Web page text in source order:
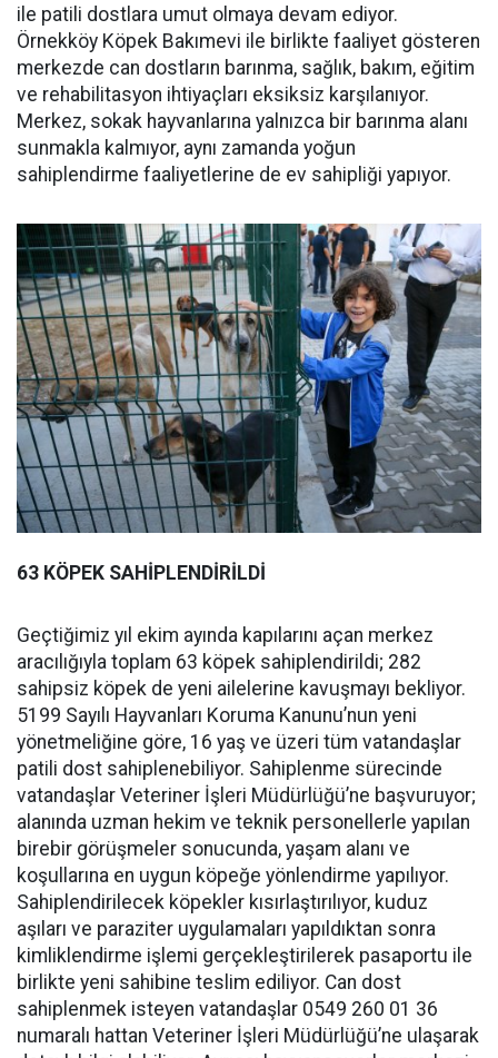
ile patili dostlara umut olmaya devam ediyor.
Örnekköy Köpek Bakımevi ile birlikte faaliyet gösteren
merkezde can dostların barınma, sağlık, bakım, eğitim
ve rehabilitasyon ihtiyaçları eksiksiz karşılanıyor.
Merkez, sokak hayvanlarına yalnızca bir barınma alanı
sunmakla kalmıyor, aynı zamanda yoğun
sahiplendirme faaliyetlerine de ev sahipliği yapıyor.
63 KÖPEK SAHİPLENDİRİLDİ
Geçtiğimiz yıl ekim ayında kapılarını açan merkez
aracılığıyla toplam 63 köpek sahiplendirildi; 282
sahipsiz köpek de yeni ailelerine kavuşmayı bekliyor.
5199 Sayılı Hayvanları Koruma Kanunu’nun yeni
yönetmeliğine göre, 16 yaş ve üzeri tüm vatandaşlar
patili dost sahiplenebiliyor. Sahiplenme sürecinde
vatandaşlar Veteriner İşleri Müdürlüğü’ne başvuruyor;
alanında uzman hekim ve teknik personellerle yapılan
birebir görüşmeler sonucunda, yaşam alanı ve
koşullarına en uygun köpeğe yönlendirme yapılıyor.
Sahiplendirilecek köpekler kısırlaştırılıyor, kuduz
aşıları ve paraziter uygulamaları yapıldıktan sonra
kimliklendirme işlemi gerçekleştirilerek pasaportu ile
birlikte yeni sahibine teslim ediliyor. Can dost
sahiplenmek isteyen vatandaşlar 0549 260 01 36
numaralı hattan Veteriner İşleri Müdürlüğü’ne ulaşarak